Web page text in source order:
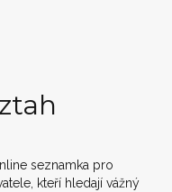
seznamka pro
kteří hledají vážný